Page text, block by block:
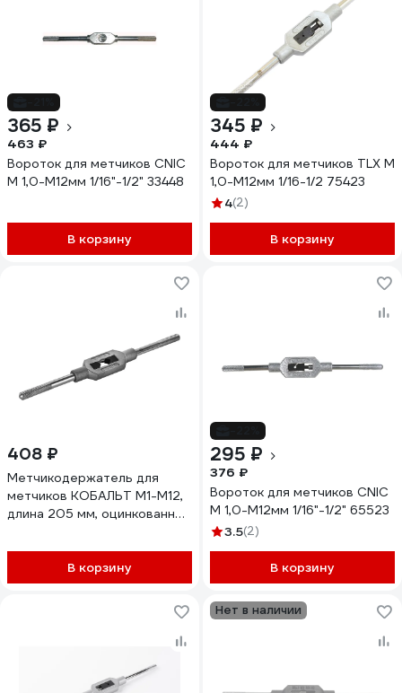
365 ₽
463 ₽
Вороток для метчиков CNIC
М 1,0-М12мм 1/16"-1/2" 33448
В корзину
345 ₽
444 ₽
Вороток для метчиков TLX М
1,0-М12мм 1/16-1/2 75423
4(2)
В корзину
408 ₽
Метчикодержатель для
метчиков КОБАЛЬТ М1-М12,
длина 205 мм, оцинкованный
В корзину
295 ₽
376 ₽
Вороток для метчиков CNIC
М 1,0-М12мм 1/16"-1/2" 65523
3.5(2)
В корзину
Нет в наличии